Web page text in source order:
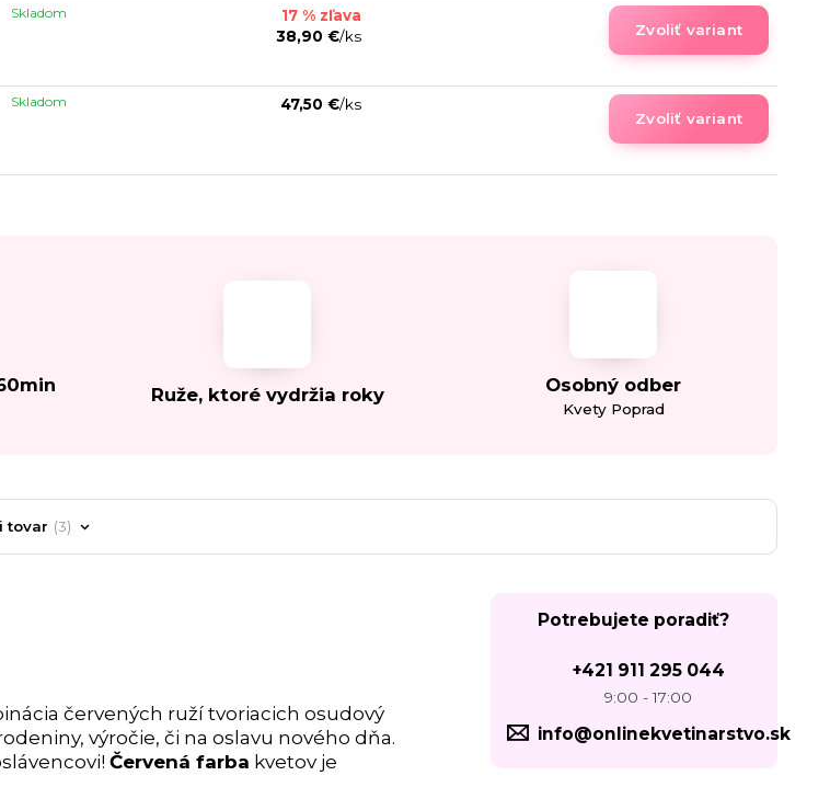
17 % zľava
38,90 €/ks
Skladom
Zvoliť variant
47,50 €/ks
Skladom
Zvoliť variant
Ruže, ktoré vydržia roky Osobný odber
Kvety Poprad
tovar 3
červených ruží tvoriacich osudový
výročie, či na oslavu nového dňa.
Červená farba kvetov je
Potrebujete poradiť?
+421 911 295 044
9:00 - 17:00
info@onlinekvetinarstvo.sk